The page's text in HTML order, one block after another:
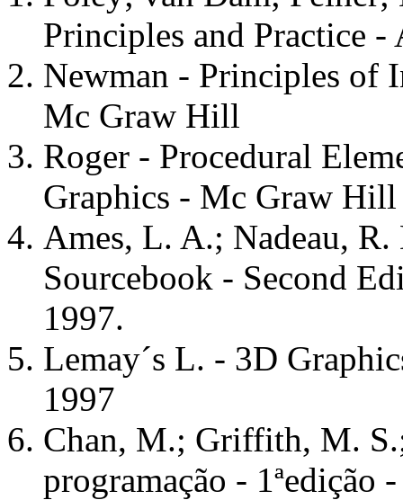
Principles and Practice
Newman - Principles of
Mc Graw Hill
Roger - Procedural
Graphics - Mc Graw Hill
Ames, L. A.; Nadeau,
Sourcebook - Second
1997.
Lemay´s L. - 3D
1997
Chan, M.; Griffith, M.
programação - 1ªedição